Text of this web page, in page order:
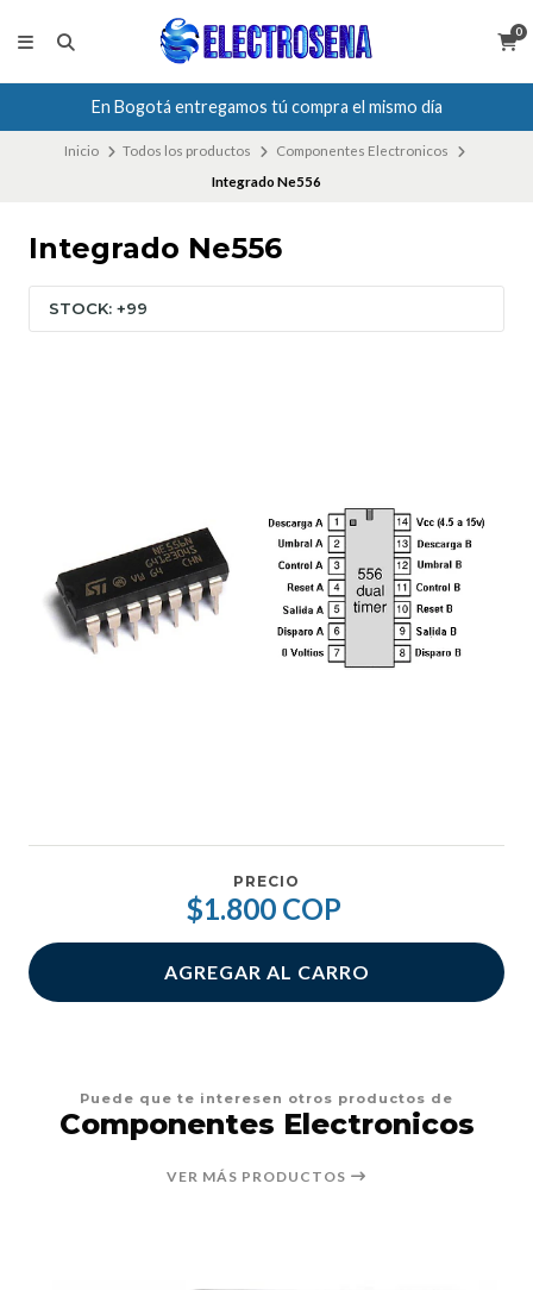
0
En Bogotá entregamos tú compra el mismo día
Inicio Todos los productos
Componentes Electronicos
Integrado Ne556
Integrado Ne556
STOCK: +99
PRECIO
$1.800 COP
AGREGAR AL CARRO
Puede que te interesen otros productos de
Componentes Electronicos
VER MÁS PRODUCTOS